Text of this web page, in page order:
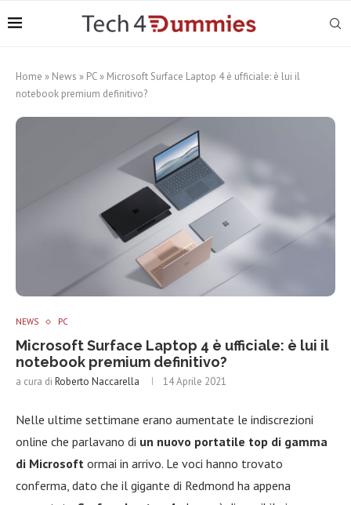
Home » News » PC » Microsoft Surface Laptop 4 è ufficiale: è lui il
notebook premium definitivo?
NEWS PC
Microsoft Surface Laptop 4 è ufficiale: è lui il
notebook premium definitivo?
a cura di Roberto Naccarella 14 Aprile 2021
Nelle ultime settimane erano aumentate le indiscrezioni
online che parlavano di un nuovo portatile top di gamma
di Microsoft ormai in arrivo. Le voci hanno trovato
conferma, dato che il gigante di Redmond ha appena